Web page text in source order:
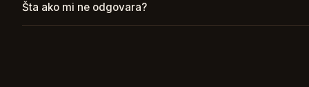
Šta ako mi ne odgovara?